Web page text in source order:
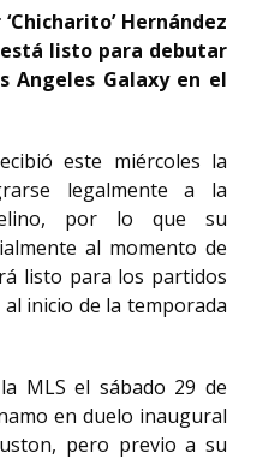
Hernández
listo para debutar
Angeles Galaxy en el
este miércoles la
legalmente a la
por lo que su
al momento de
listo para los partidos
inicio de la temporada
MLS el sábado 29 de
en duelo inaugural
pero previo a su